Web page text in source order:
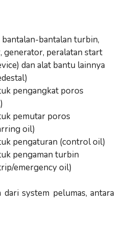
bantalan-bantalan turbin,
generator, peralatan start
dan alat bantu lainnya
pengangkat poros
pemutar poros
oil)
pengaturan (control oil)
pengaman turbin
emergency oil)
dari system pelumas, antara